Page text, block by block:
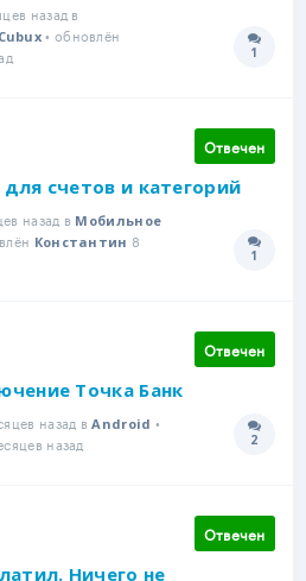
назад в
• обновлён
1
Отвечен
счетов и категорий
назад в Мобильное
Константин 8
1
Отвечен
Точка Банк
назад вAndroid •
назад 2
Отвечен
Ничего не